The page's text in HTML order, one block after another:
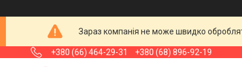
Зараз компанія не може швидко
+380 (66) 464-29-31 +380 (68) 896-92-19